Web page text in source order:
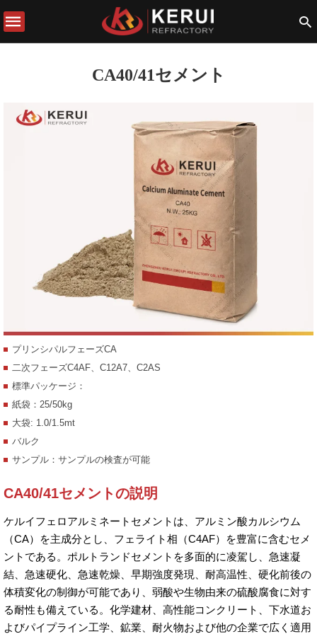
CA40/41セメント
プリンシパルフェーズCA
二次フェーズC4AF、C12A7、C2AS
標準パッケージ：
紙袋：25/50kg
大袋: 1.0/1.5mt
バルク
サンプル：サンプルの検査が可能
CA40/41セメントの説明
ケルイフェロアルミネートセメントは、アルミン酸カルシウム
（CA）を主成分とし、フェライト相（C4AF）を豊富に含むセメ
ントである。ポルトランドセメントを多面的に凌駕し、急速凝
結、急速硬化、急速乾燥、早期強度発現、耐高温性、硬化前後の
体積変化の制御が可能であり、弱酸や生物由来の硫酸腐食に対す
る耐性も備えている。化学建材、高性能コンクリート、下水道お
よびパイプライン工学、鉱業、耐火物および他の企業で広く適用